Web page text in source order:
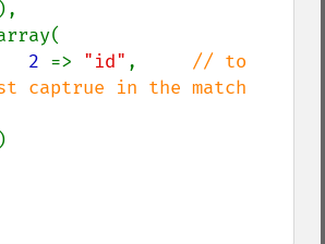
),
2 => "id" , // to
captrue in the match
)